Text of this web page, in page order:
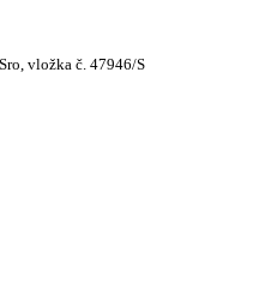
vložka č. 47946/S